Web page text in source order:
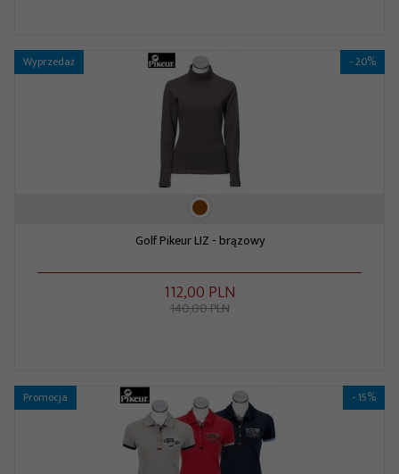
Wyprzedaż - 20%
Golf Pikeur LIZ - brązowy
112,00 PLN
140,00 PLN
Promocja - 15%